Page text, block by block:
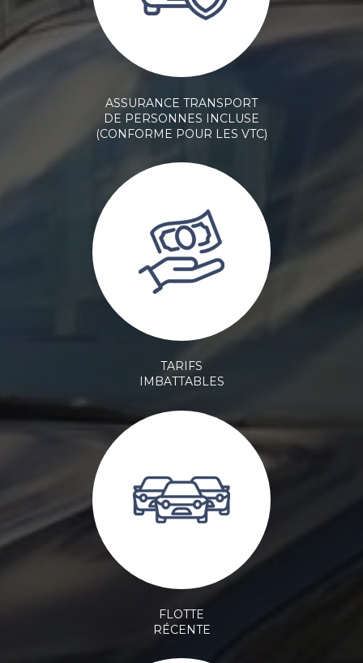
ASSURANCE TRANSPORT
DE PERSONNES INCLUSE
(CONFORME POUR LES VTC)
TARIFS
IMBATTABLES
FLOTTE
RÉCENTE